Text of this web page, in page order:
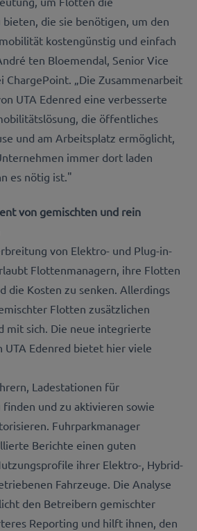
die sie benötigen, um den
kostengünstig und einfach
ten Bloemendal, Senior Vice
ChargePoint. „Die Zusammenarbeit
UTA Edenred eine verbesserte
die öffentliches
und am Arbeitsplatz ermöglicht,
immer dort laden
es nötig ist."
von gemischten und rein
von Elektro- und Plug-in-
Flottenmanagern, ihre Flotten
die Kosten zu senken. Allerdings
Flotten zusätzlichen
mit sich. Die neue integrierte
UTA Edenred bietet hier viele
Ladestationen für
und zu aktivieren sowie
Fuhrparkmanager
Berichte einen guten
ihrer Elektro-, Hybrid-
Fahrzeuge. Die Analyse
den Betreibern gemischter
Reporting und hilft ihnen, den